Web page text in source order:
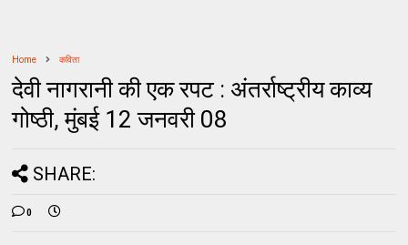
Home कविता
देवी नागरानी की एक रपट : अंतर्राष्ट्रीय काव्य
गोष्ठी, मुंबई 12 जनवरी 08
SHARE:
0